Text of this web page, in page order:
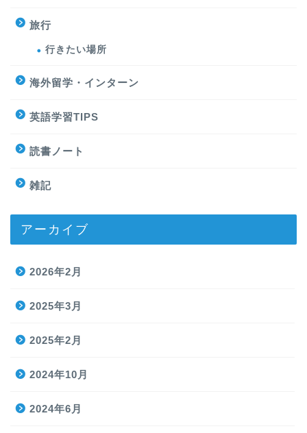
旅行
行きたい場所
海外留学・インターン
英語学習TIPS
読書ノート
雑記
アーカイブ
2026年2月
2025年3月
2025年2月
2024年10月
2024年6月